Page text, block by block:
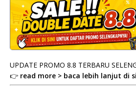
UPDATE PROMO 8.8 TERBARU
👉 read more > baca lebih lanjut di